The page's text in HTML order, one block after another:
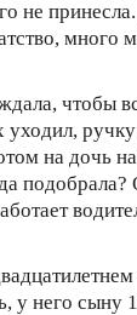
не
много
чтобы
на дочь
у него сыну